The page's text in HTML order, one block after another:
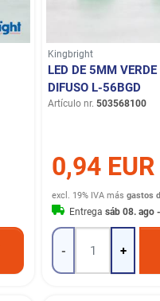
Kingbright
LED DE 5MM
DIFUSO L-56BGD
Artículo nr. 503568100
0,94 EUR
excl. 19% IVA másgastos
Entregasáb 08. ago
- +